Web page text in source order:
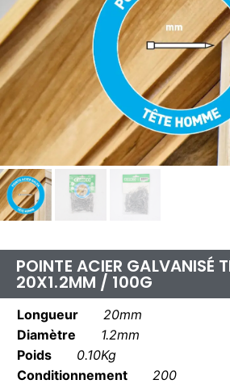
POINTE ACIER GALVANISÉ
20X1.2MM / 100G
Longueur
20mm
Diamètre
1.2mm
Poids
0.10Kg
Conditionnement
200